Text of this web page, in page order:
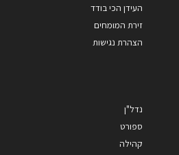
העידן הכי בודד
זירת המומחים
הצהרת נגישות
נדל"ן
ספורט
קהילה